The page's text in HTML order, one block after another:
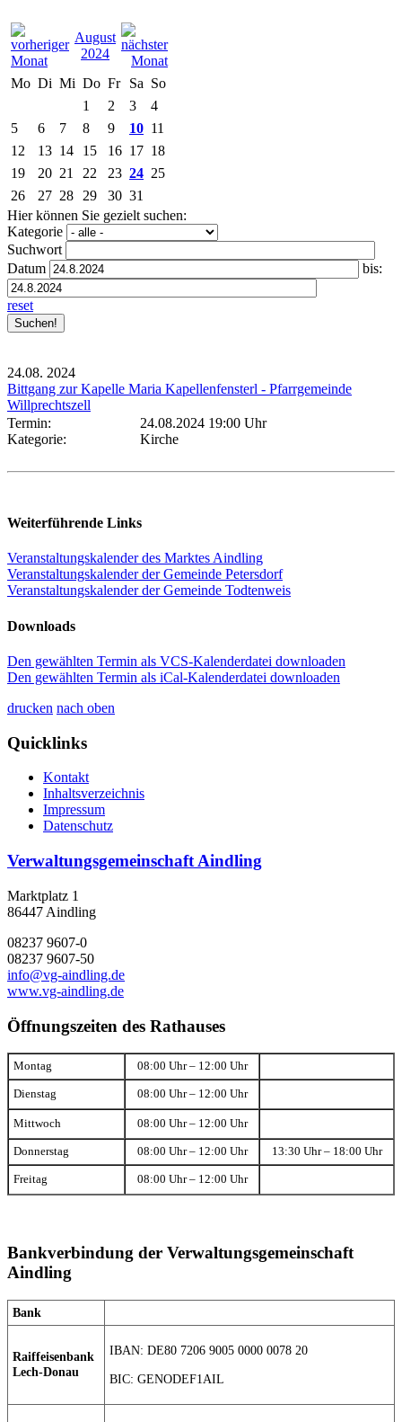
August
2024
Mo Di Mi Do Fr Sa So
1
2 3
4
5
6 7 8 9 10 11
12
13 14 15 16 17 18
19
20 21 22 23 24 25
26
27 28 29 30 31
Hier können Sie gezielt suchen:
Kategorie
Suchwort
Datum
bis:
reset
24.08. 2024
Bittgang zur Kapelle Maria Kapellenfensterl - Pfarrgemeinde
Willprechtszell
Termin:
24.08.2024 19:00 Uhr
Kategorie:
Kirche
Weiterführende Links
Veranstaltungskalender des Marktes Aindling
Veranstaltungskalender der Gemeinde Petersdorf
Veranstaltungskalender der Gemeinde Todtenweis
Downloads
Den gewählten Termin als VCS-Kalenderdatei downloaden
Den gewählten Termin als iCal-Kalenderdatei downloaden
drucken nach oben
Quicklinks
Kontakt
Inhaltsverzeichnis
Impressum
Datenschutz
Verwaltungsgemeinschaft Aindling
Marktplatz 1
86447 Aindling
08237 9607-0
08237 9607-50
info@vg-aindling.de
www.vg-aindling.de
Öffnungszeiten des Rathauses
Montag 08:00 Uhr – 12:00 Uhr
Dienstag 08:00 Uhr – 12:00 Uhr
Mittwoch 08:00 Uhr – 12:00 Uhr
Donnerstag 08:00 Uhr – 12:00 Uhr 13:30 Uhr – 18:00 Uhr
Freitag 08:00 Uhr – 12:00 Uhr
Bankverbindung der Verwaltungsgemeinschaft
Aindling
Bank
Raiffeisenbank
Lech-Donau
IBAN: DE80 7206 9005 0000 0078 20
BIC: GENODEF1AIL